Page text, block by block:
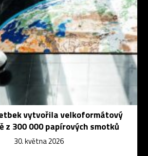
vytvořila velkoformátový
z 300 000 papírových smotků
30. května 2026